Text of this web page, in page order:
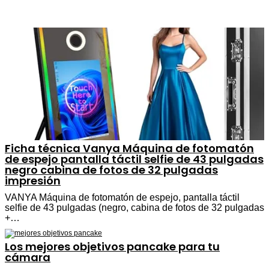
Ficha técnica Vanya Máquina de fotomatón
de espejo pantalla táctil selfie de 43 pulgadas
negro cabina de fotos de 32 pulgadas
impresión
VANYA Máquina de fotomatón de espejo, pantalla táctil
selfie de 43 pulgadas (negro, cabina de fotos de 32 pulgadas
+…
Los mejores objetivos pancake para tu
cámara